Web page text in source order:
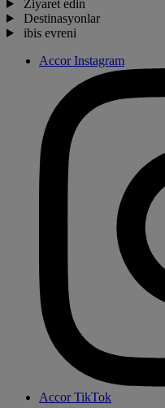
Ziyaret edin
Destinasyonlar
ibis evreni
Accor Instagram
Accor TikTok